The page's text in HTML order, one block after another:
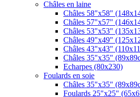
Châles en laine
Châles 58"x58"
Châles 57"x57"
Châles 53"x53"
Châles 49"x49"
Châles 43"x43"
Châles 35"x35"
Echarpes (80х230)
Foulards en soie
Châles 35"x35"
Foulards 25"x25"